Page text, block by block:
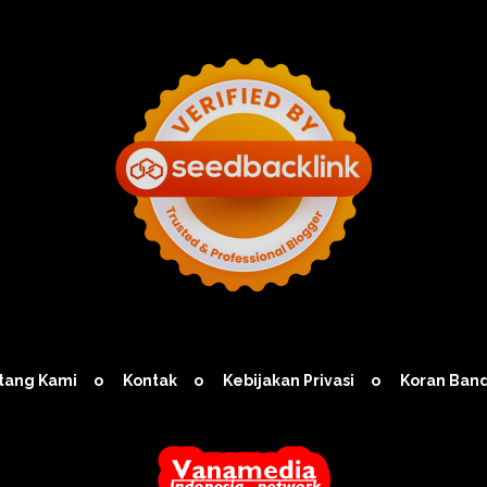
Kami Kontak Kebijakan Privasi Koran